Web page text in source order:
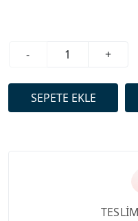
- +